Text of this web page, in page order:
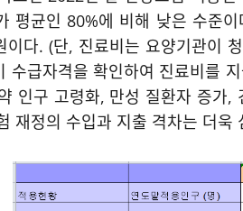
평균인 80%에 비해 낮은 수준
다. (단, 진료비는 요양기관이
수급자격을 확인하여 진료비를
인구 고령화, 만성 질환자 증가,
재정의 수입과 지출 격차는 더욱